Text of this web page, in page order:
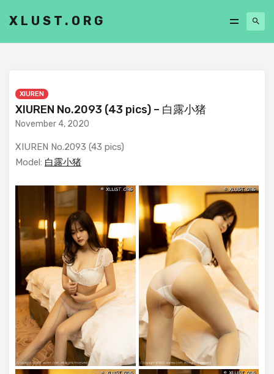
XLUST.ORG
XIUREN
XIUREN No.2093 (43 pics) – 白露小猪
November 4, 2020
XIUREN No.2093 (43 pics)
Model: 白露小猪